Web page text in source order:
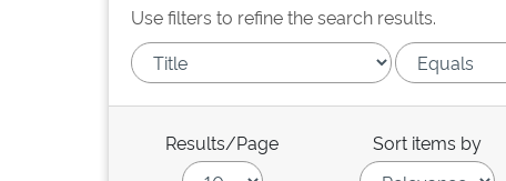
Use filters to refine the search results.
Results/Page Sort items by